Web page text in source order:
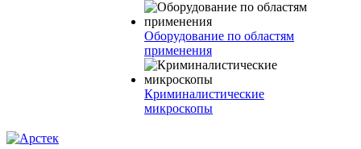
Оборудование по областям
применения
Криминалистические
микроскопы